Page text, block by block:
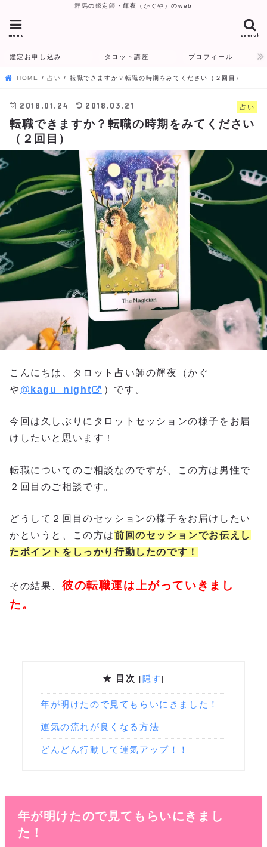
群馬の鑑定師・輝夜（かぐや）のweb
search
menu
鑑定お申し込み タロット講座 プロフィール
HOME 占い 転職できますか？転職の時期をみてください（２回目）
占い
2018.01.24 2018.03.21
転職できますか？転職の時期をみてください
（２回目）
こんにちは、タロット占い師の輝夜（かぐ
や@ kagu_night ）です。
今回は久しぶりにタロットセッションの様子をお届
けしたいと思います！
転職についてのご相談なのですが、この方は男性で
２回目のご相談です。
どうして２回目のセッションの様子をお届けしたい
かというと、この方は前回のセッションでお伝えし
たポイントをしっかり行動したのです！
その結果、 彼の転職運は上がっていきまし
た。
★ 目次 [ 隠す]
年が明けたので見てもらいにきました！
運気の流れが良くなる方法
どんどん行動して運気アップ！！
年が明けたので見てもらいにきまし
た！